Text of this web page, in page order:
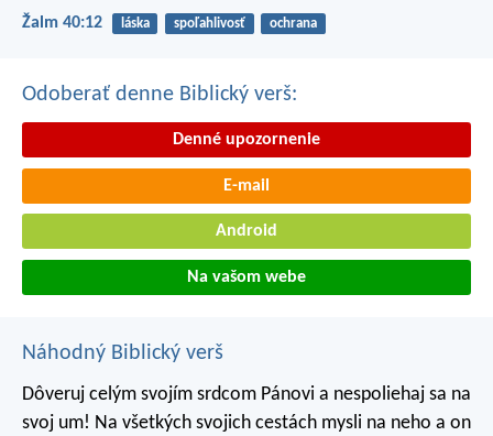
Žalm 40:12 láska spoľahlivosť ochrana
Odoberať denne Biblický verš:
Denné upozornenie
E-mail
Android
Na vašom webe
Náhodný Biblický verš
Dôveruj celým svojím srdcom Pánovi a nespoliehaj sa na
svoj um! Na všetkých svojich cestách mysli na neho a on